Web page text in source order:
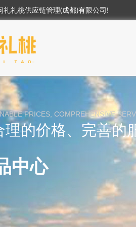
礼礼桃供应链管理(成都)有限公司!
PRICES, COMPREHENSIVE
理的价格、完善的
中心